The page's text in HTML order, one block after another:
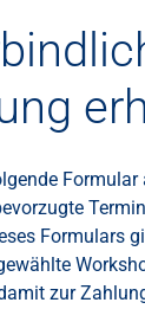
Formular
Formulars
zur